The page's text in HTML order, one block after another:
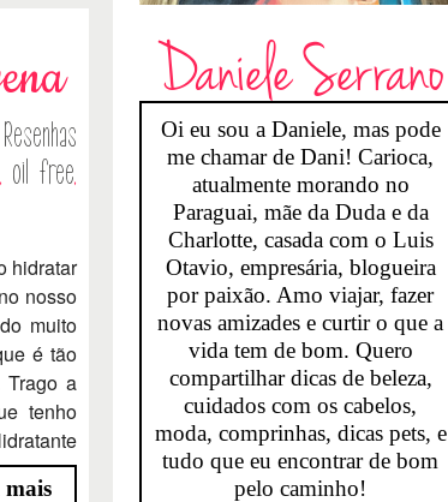
Resenhas
, oil free,
hidratar
nosso
muito
é tão
Trago a
tenho
mais
Daniele Serrano
Oi eu sou a Daniele, mas pode
me chamar de Dani! Carioca,
atualmente morando no
Paraguai, mãe da Duda e da
Charlotte, casada com o Luis
Otavio, empresária, blogueira
por paixão. Amo viajar, fazer
novas amizades e curtir o que a
vida tem de bom. Quero
compartilhar dicas de beleza,
cuidados com os cabelos,
moda, comprinhas, dicas pets, e
tudo que eu encontrar de bom
pelo caminho!